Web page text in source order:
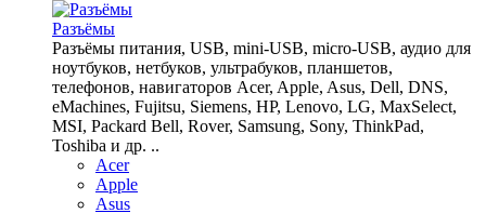
Разъёмы
Разъёмы питания, USB, mini-USB, micro-USB, аудио для
ноутбуков, нетбуков, ультрабуков, планшетов,
телефонов, навигаторов Acer, Apple, Asus, Dell, DNS,
eMachines, Fujitsu, Siemens, HP, Lenovo, LG, MaxSelect,
MSI, Packard Bell, Rover, Samsung, Sony, ThinkPad,
Toshiba и др. ..
Acer
Apple
Asus